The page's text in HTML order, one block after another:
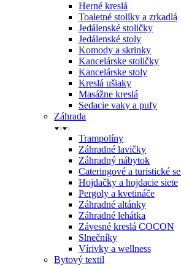
Herné kreslá
Toaletné stolíky a zrkadlá
Jedálenské stoličky
Jedálenské stoly
Komody a skrinky
Kancelárske stoličky
Kancelárske stoly
Kreslá ušiaky
Masážne kreslá
Sedacie vaky a pufy
Záhrada
Trampolíny
Záhradné lavičky
Záhradný nábytok
Cateringové a turistické
Hojdačky a hojdacie siete
Pergoly a kvetináče
Záhradné altánky
Záhradné lehátka
Závesné kreslá COCON
Slnečníky
Vírivky a wellness
Bytový textil